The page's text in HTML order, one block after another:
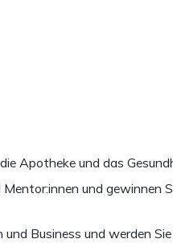
Apotheke und das
und gewinnen
Business und werden